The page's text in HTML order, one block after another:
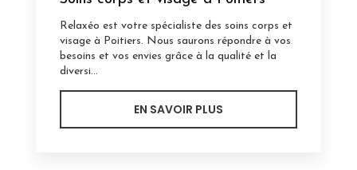
Relaxéo est votre spécialiste des soins corps et
visage à Poitiers. Nous saurons répondre à vos
besoins et vos envies grâce à la qualité et la
diversi...
EN SAVOIR PLUS